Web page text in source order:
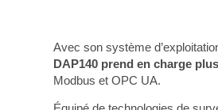
Avec son système
DAP140 prend en charge
Modbus et OPC UA.